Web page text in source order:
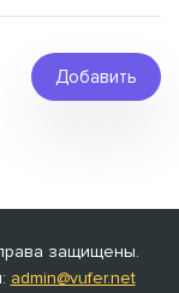
Добавить
защищены.
admin@vufer.net